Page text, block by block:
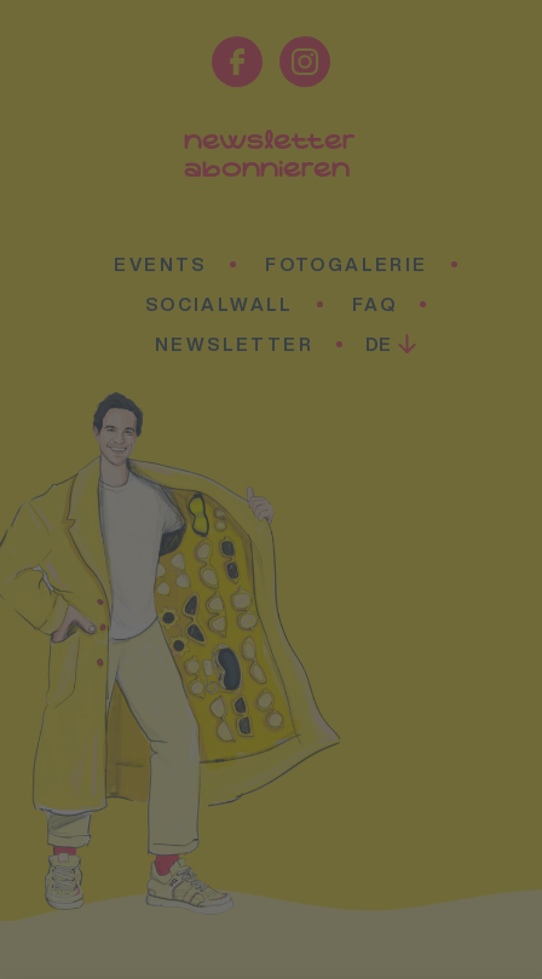
newsletter
abonnieren
EVENTS
FOTOGALERIE
SOCIALWALL
FAQ
NEWSLETTER
DE